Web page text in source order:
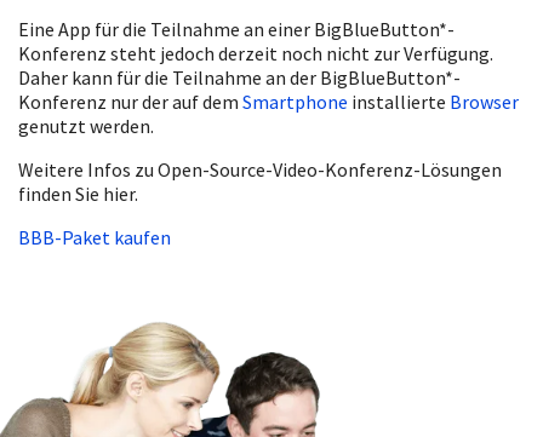
Eine App für die Teilnahme an einer BigBlueButton*-
Konferenz steht jedoch derzeit noch nicht zur Verfügung.
Daher kann für die Teilnahme an der BigBlueButton*-
Konferenz nur der auf dem Smartphone installierte Browser
genutzt werden.
Weitere Infos zu Open-Source-Video-Konferenz-Lösungen
finden Sie hier.
BBB-Paket kaufen